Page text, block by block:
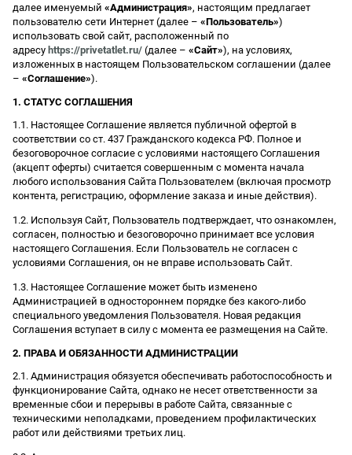
далее именуемый «Администрация», настоящим предлагает
пользователю сети Интернет (далее – «Пользователь»)
использовать свой сайт, расположенный по
адресу https://privetatlet.ru/ (далее – «Сайт»), на условиях,
изложенных в настоящем Пользовательском соглашении (далее
– «Соглашение»).
1. СТАТУС СОГЛАШЕНИЯ
1.1. Настоящее Соглашение является публичной офертой в
соответствии со ст. 437 Гражданского кодекса РФ. Полное и
безоговорочное согласие с условиями настоящего Соглашения
(акцепт оферты) считается совершенным с момента начала
любого использования Сайта Пользователем (включая просмотр
контента, регистрацию, оформление заказа и иные действия).
1.2. Используя Сайт, Пользователь подтверждает, что ознакомлен,
согласен, полностью и безоговорочно принимает все условия
настоящего Соглашения. Если Пользователь не согласен с
условиями Соглашения, он не вправе использовать Сайт.
1.3. Настоящее Соглашение может быть изменено
Администрацией в одностороннем порядке без какого-либо
специального уведомления Пользователя. Новая редакция
Соглашения вступает в силу с момента ее размещения на Сайте.
2. ПРАВА И ОБЯЗАННОСТИ АДМИНИСТРАЦИИ
2.1. Администрация обязуется обеспечивать работоспособность и
функционирование Сайта, однако не несет ответственности за
временные сбои и перерывы в работе Сайта, связанные с
техническими неполадками, проведением профилактических
работ или действиями третьих лиц.